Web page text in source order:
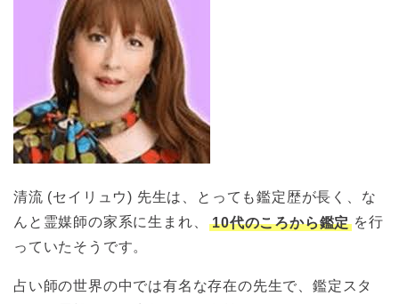
清流 (セイリュウ) 先生は、とっても鑑定歴が長く、な
んと霊媒師の家系に生まれ、
10代のころから鑑定 を行
っていたそうです。
占い師の世界の中では有名な存在の先生で、鑑定スタ